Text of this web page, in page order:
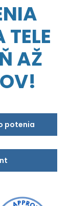
AŽ
potenia